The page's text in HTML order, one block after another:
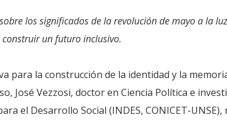
los significados de la revolución de mayo a la
un futuro inclusivo.
para la construcción de la identidad y la
José Vezzosi, doctor en Ciencia Política e
el Desarrollo Social (INDES, CONICET-UNSE),